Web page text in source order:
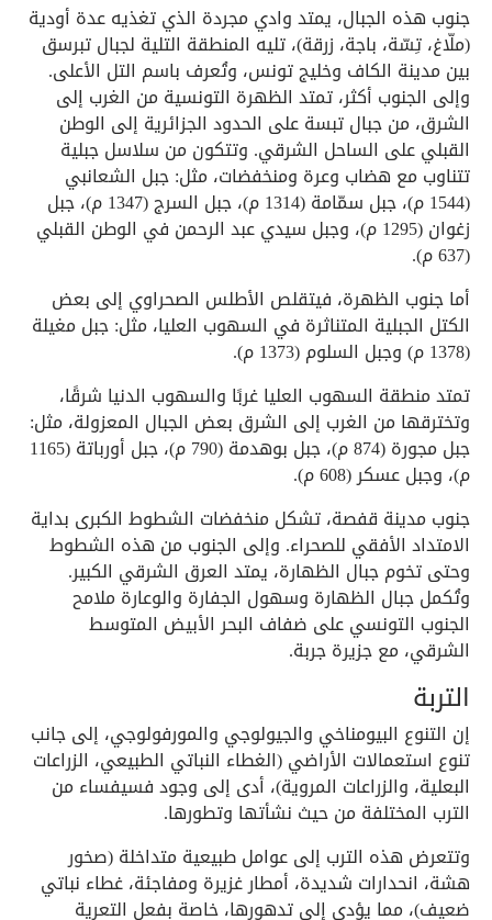
جنوب هذه الجبال، يمتد وادي مجردة الذي تغذيه عدة أودية
(ملّاغ، تِسّة، باجة، زرقة)، تليه المنطقة التلية لجبال تبرسق
بين مدينة الكاف وخليج تونس، وتُعرف باسم التل الأعلى.
وإلى الجنوب أكثر، تمتد الظهرة التونسية من الغرب إلى
الشرق، من جبال تبسة على الحدود الجزائرية إلى الوطن
القبلي على الساحل الشرقي. وتتكون من سلاسل جبلية
تتناوب مع هضاب وعرة ومنخفضات، مثل: جبل الشعانبي
(1544 م)، جبل سمّامة (1314 م)، جبل السرج (1347 م)، جبل
زغوان (1295 م)، وجبل سيدي عبد الرحمن في الوطن القبلي
(637 م).
أما جنوب الظهرة، فيتقلص الأطلس الصحراوي إلى بعض
الكتل الجبلية المتناثرة في السهوب العليا، مثل: جبل مغيلة
(1378 م) وجبل السلوم (1373 م).
تمتد منطقة السهوب العليا غربًا والسهوب الدنيا شرقًا،
وتخترقها من الغرب إلى الشرق بعض الجبال المعزولة، مثل:
جبل مجورة (874 م)، جبل بوهدمة (790 م)، جبل أورباتة (1165
م)، وجبل عسكر (608 م).
جنوب مدينة قفصة، تشكل منخفضات الشطوط الكبرى بداية
الامتداد الأفقي للصحراء. وإلى الجنوب من هذه الشطوط
وحتى تخوم جبال الظهارة، يمتد العرق الشرقي الكبير.
وتُكمل جبال الظهارة وسهول الجفارة والوعارة ملامح
الجنوب التونسي على ضفاف البحر الأبيض المتوسط
الشرقي، مع جزيرة جربة.
التربة
إن التنوع البيومناخي والجيولوجي والمورفولوجي، إلى جانب
تنوع استعمالات الأراضي (الغطاء النباتي الطبيعي، الزراعات
البعلية، والزراعات المروية)، أدى إلى وجود فسيفساء من
الترب المختلفة من حيث نشأتها وتطورها.
وتتعرض هذه الترب إلى عوامل طبيعية متداخلة (صخور
هشة، انحدارات شديدة، أمطار غزيرة ومفاجئة، غطاء نباتي
ضعيف)، مما يؤدي إلى تدهورها، خاصة بفعل التعرية